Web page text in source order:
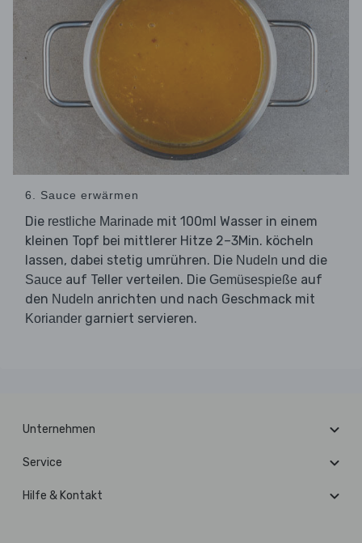
6. Sauce erwärmen
Die restliche Marinade mit 100ml Wasser in einem
kleinen Topf bei mittlerer Hitze 2–3Min. köcheln
lassen, dabei stetig umrühren. Die Nudeln und die
Sauce auf Teller verteilen. Die Gemüsespieße auf
den Nudeln anrichten und nach Geschmack mit
Koriander garniert servieren.
Unternehmen
Service
Hilfe & Kontakt